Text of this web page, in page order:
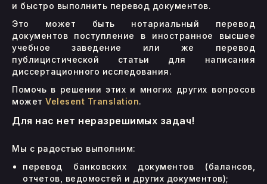
и быстро выполнить перевод документов.
Это может быть нотариальный перевод
документов поступление в иностранное высшее
учебное заведение или же перевод
публицистической статьи для написания
диссертационного исследования.
Помочь в решении этих и многих других вопросов
может Velesent Translation.
Для нас нет неразрешимых задач!
Мы с радостью выполним:
перевод банковских документов (балансов,
отчетов, ведомостей и других документов);